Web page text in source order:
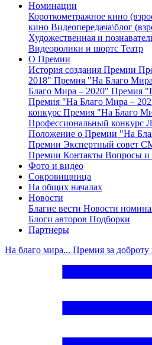
Номинации
Короткометражное кино
кино Видеопередача\блог
Художественная и
Видеоролики и шортс Театр
О Премии
История создания Премии
2018" Премия "На Благо
Благо Мира – 2020" Премия
Премия "На Благо Мира –
конкурс Премия "На Благо
Профессиональный конкурс
Положение о Премии "На
Премии Экспертный совет
Премии Контакты Вопросы и
Фото и видео
Сокровищница
На общих началах
Новости
Благие вести Новости
Блоги авторов Подборки
Партнеры
На благо мира... Премия за доброту